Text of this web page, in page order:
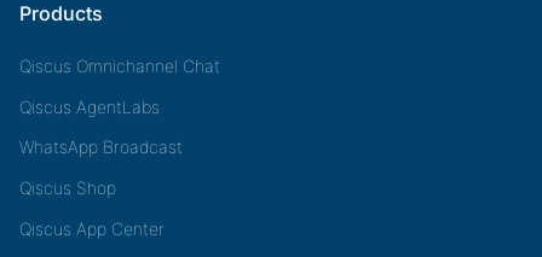
Products
Qiscus Omnichannel Chat
Qiscus AgentLabs
WhatsApp Broadcast
Qiscus Shop
Qiscus App Center